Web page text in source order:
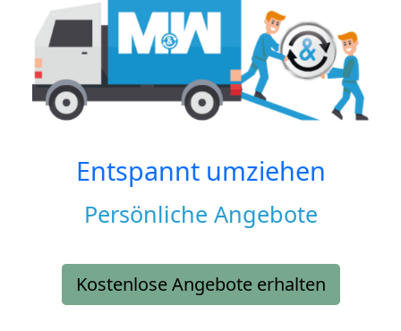
Entspannt umziehen
Persönliche Angebote
Kostenlose Angebote erhalten